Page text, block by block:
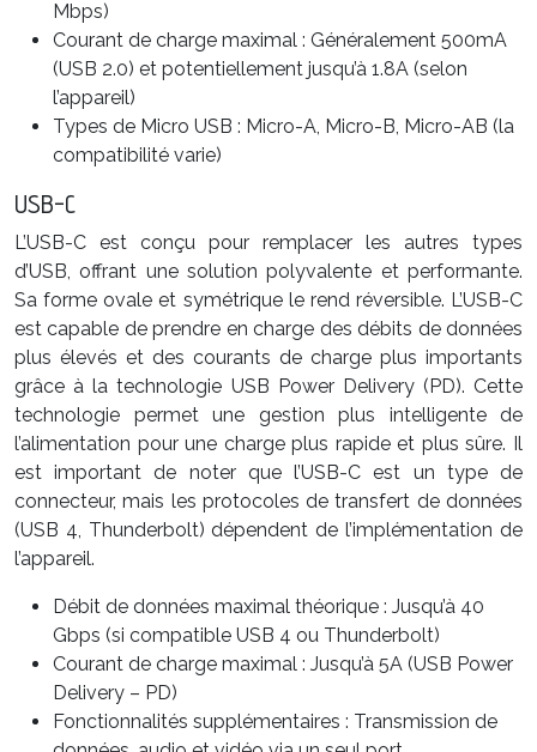
Mbps)
Courant de charge maximal : Généralement 500mA
(USB 2.0) et potentiellement jusqu’à 1.8A (selon
l’appareil)
Types de Micro USB : Micro-A, Micro-B, Micro-AB (la
compatibilité varie)
USB-C
L’USB-C est conçu pour remplacer les autres types
d’USB, offrant une solution polyvalente et performante.
Sa forme ovale et symétrique le rend réversible. L’USB-C
est capable de prendre en charge des débits de données
plus élevés et des courants de charge plus importants
grâce à la technologie USB Power Delivery (PD). Cette
technologie permet une gestion plus intelligente de
l’alimentation pour une charge plus rapide et plus sûre. Il
est important de noter que l’USB-C est un type de
connecteur, mais les protocoles de transfert de données
(USB 4, Thunderbolt) dépendent de l’implémentation de
l’appareil.
Débit de données maximal théorique : Jusqu’à 40
Gbps (si compatible USB 4 ou Thunderbolt)
Courant de charge maximal : Jusqu’à 5A (USB Power
Delivery – PD)
Fonctionnalités supplémentaires : Transmission de